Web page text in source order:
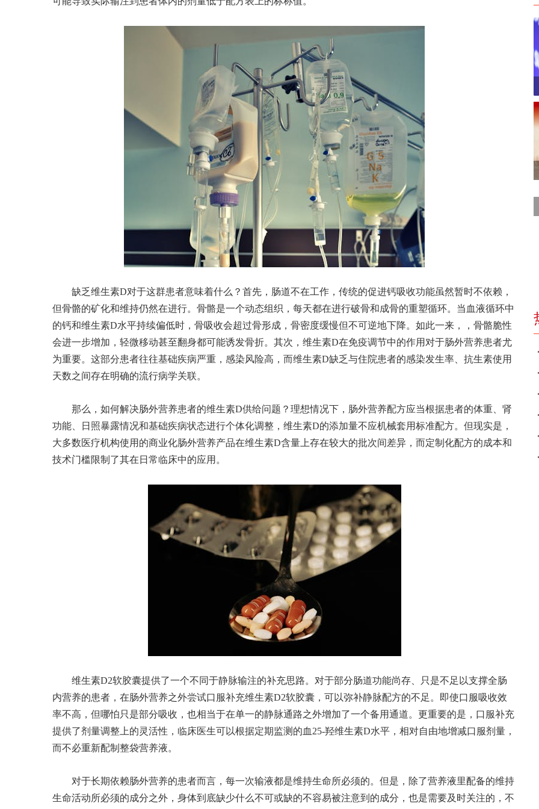
缺乏维生素D对于这群患者意味着什么？首先，肠道不在工作，传统的促进钙吸收功能虽然暂时不依赖，
但骨骼的矿化和维持仍然在进行。骨骼是一个动态组织，每天都在进行破骨和成骨的重塑循环。当血液循环中
的钙和维生素D水平持续偏低时，骨吸收会超过骨形成，骨密度缓慢但不可逆地下降。如此一来，，骨骼脆性
会进一步增加，轻微移动甚至翻身都可能诱发骨折。其次，维生素D在免疫调节中的作用对于肠外营养患者尤
为重要。这部分患者往往基础疾病严重，感染风险高，而维生素D缺乏与住院患者的感染发生率、抗生素使用
天数之间存在明确的流行病学关联。
那么，如何解决肠外营养患者的维生素D供给问题？理想情况下，肠外营养配方应当根据患者的体重、肾
功能、日照暴露情况和基础疾病状态进行个体化调整，维生素D的添加量不应机械套用标准配方。但现实是，
大多数医疗机构使用的商业化肠外营养产品在维生素D含量上存在较大的批次间差异，而定制化配方的成本和
技术门槛限制了其在日常临床中的应用。
维生素D2软胶囊提供了一个不同于静脉输注的补充思路。对于部分肠道功能尚存、只是不足以支撑全肠
内营养的患者，在肠外营养之外尝试口服补充维生素D2软胶囊，可以弥补静脉配方的不足。即使口服吸收效
率不高，但哪怕只是部分吸收，也相当于在单一的静脉通路之外增加了一个备用通道。更重要的是，口服补充
提供了剂量调整上的灵活性，临床医生可以根据定期监测的血25-羟维生素D水平，相对自由地增减口服剂量，
而不必重新配制整袋营养液。
对于长期依赖肠外营养的患者而言，每一次输液都是维持生命所必须的。但是，除了营养液里配备的维持
生命活动所必须的成分之外，身体到底缺少什么不可或缺的不容易被注意到的成分，也是需要及时关注的，不